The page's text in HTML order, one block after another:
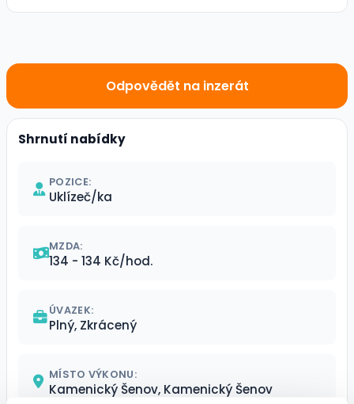
Odpovědět na inzerát
Shrnutí nabídky
POZICE:
Uklízeč/ka
MZDA:
134 - 134 Kč/hod.
ÚVAZEK:
Plný, Zkrácený
MÍSTO VÝKONU:
Kamenický Šenov, Kamenický Šenov